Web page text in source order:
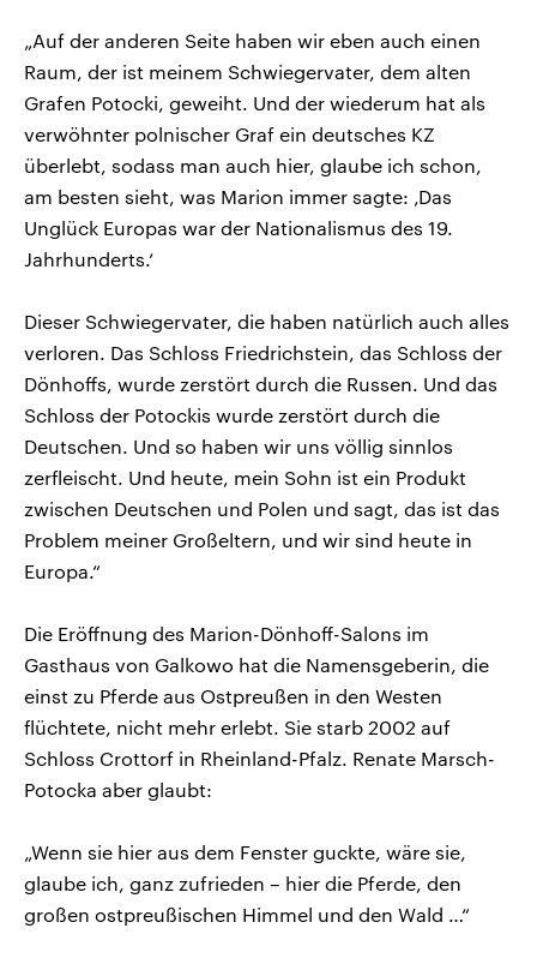
„Auf der anderen Seite haben wir eben auch einen
Raum, der ist meinem Schwiegervater, dem alten
Grafen Potocki, geweiht. Und der wiederum hat als
verwöhnter polnischer Graf ein deutsches KZ
überlebt, sodass man auch hier, glaube ich schon,
am besten sieht, was Marion immer sagte: ‚Das
Unglück Europas war der Nationalismus des 19.
Jahrhunderts.‘
Dieser Schwiegervater, die haben natürlich auch alles
verloren. Das Schloss Friedrichstein, das Schloss der
Dönhoffs, wurde zerstört durch die Russen. Und das
Schloss der Potockis wurde zerstört durch die
Deutschen. Und so haben wir uns völlig sinnlos
zerfleischt. Und heute, mein Sohn ist ein Produkt
zwischen Deutschen und Polen und sagt, das ist das
Problem meiner Großeltern, und wir sind heute in
Europa.“
Die Eröffnung des Marion-Dönhoff-Salons im
Gasthaus von Galkowo hat die Namensgeberin, die
einst zu Pferde aus Ostpreußen in den Westen
flüchtete, nicht mehr erlebt. Sie starb 2002 auf
Schloss Crottorf in Rheinland-Pfalz. Renate Marsch-
Potocka aber glaubt:
„Wenn sie hier aus dem Fenster guckte, wäre sie,
glaube ich, ganz zufrieden – hier die Pferde, den
großen ostpreußischen Himmel und den Wald …“